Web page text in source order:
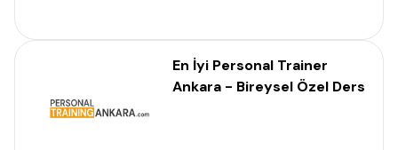
En İyi Personal Trainer
Ankara - Bireysel Özel Ders